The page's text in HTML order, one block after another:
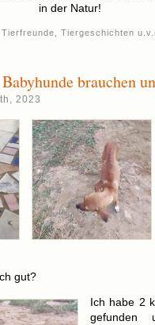
in der Natur!
Tierfreunde ,Tiergeschichten
brauchen
2023
gut?
Ich habe 2
gefunden